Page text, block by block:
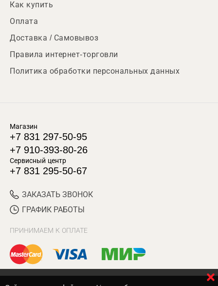
Как купить
Оплата
Доставка / Самовывоз
Правила интернет-торговли
Политика обработки персональных данных
Магазин
+7 831 297-50-95
+7 910-393-80-26
Сервисный центр
+7 831 295-50-67
ЗАКАЗАТЬ ЗВОНОК
ГРАФИК РАБОТЫ
ПРИНИМАЕМ К ОПЛАТЕ